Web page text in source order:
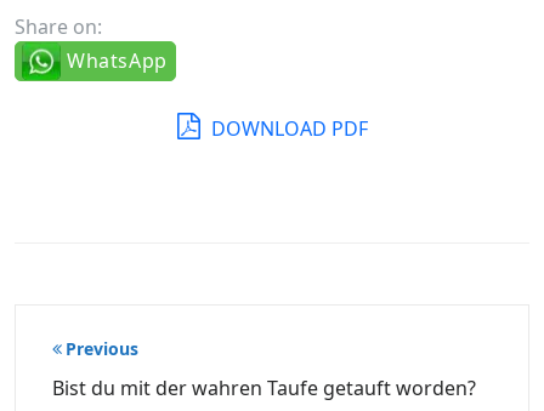
Share on:
WhatsApp
DOWNLOAD PDF
Beitragsnavigation
Previous
Bist du mit der wahren Taufe getauft worden?